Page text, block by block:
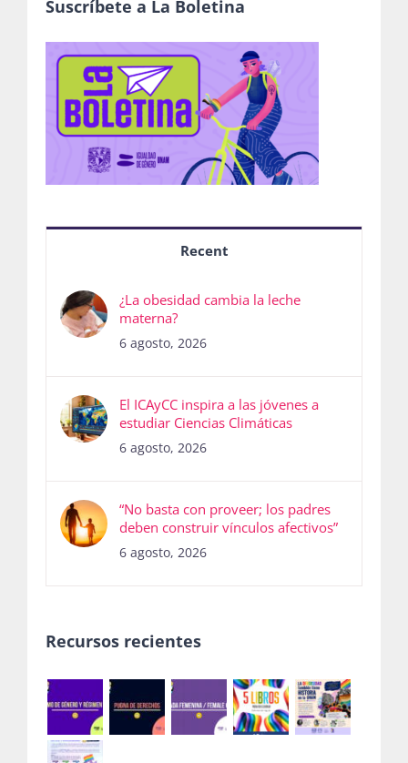
Suscríbete a La Boletina
Recent
¿La obesidad cambia la leche
materna?
6 agosto, 2026
El ICAyCC inspira a las jóvenes a
estudiar Ciencias Climáticas
6 agosto, 2026
“No basta con proveer; los padres
deben construir vínculos afectivos”
6 agosto, 2026
Recursos recientes